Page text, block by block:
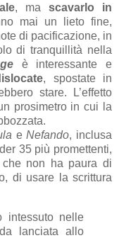
, ma scavarlo in
mai un lieto fine,
di pacificazione, in
di tranquillità nella
è interessante e
, spostate in
stare. L’effetto
prosimetro in cui la
eNefando, inclusa
35 più promettenti,
che non ha paura di
di usare la scrittura
intessuto nelle
lanciata allo